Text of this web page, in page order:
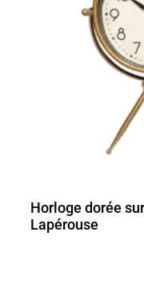
Horloge dorée
Lapérouse